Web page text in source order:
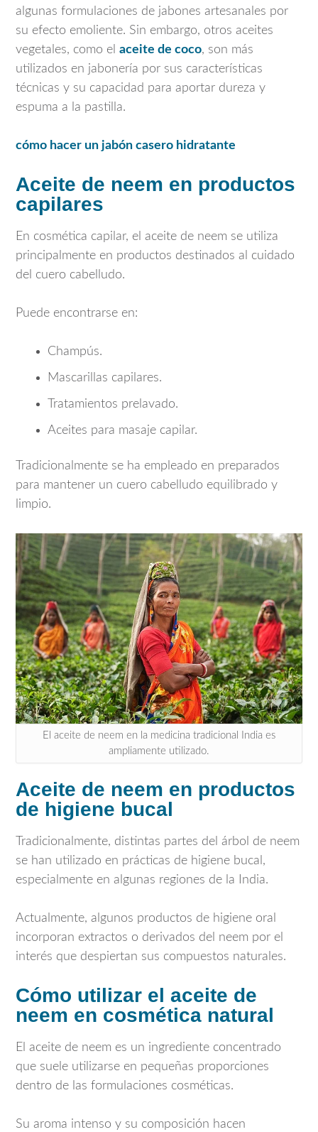
algunas formulaciones de jabones artesanales por
su efecto emoliente. Sin embargo, otros aceites
vegetales, como el aceite de coco, son más
utilizados en jabonería por sus características
técnicas y su capacidad para aportar dureza y
espuma a la pastilla.
cómo hacer un jabón casero hidratante
Aceite de neem en productos
capilares
En cosmética capilar, el aceite de neem se utiliza
principalmente en productos destinados al cuidado
del cuero cabelludo.
Puede encontrarse en:
Champús.
Mascarillas capilares.
Tratamientos prelavado.
Aceites para masaje capilar.
Tradicionalmente se ha empleado en preparados
para mantener un cuero cabelludo equilibrado y
limpio.
El aceite de neem en la medicina tradicional India es
ampliamente utilizado.
Aceite de neem en productos
de higiene bucal
Tradicionalmente, distintas partes del árbol de neem
se han utilizado en prácticas de higiene bucal,
especialmente en algunas regiones de la India.
Actualmente, algunos productos de higiene oral
incorporan extractos o derivados del neem por el
interés que despiertan sus compuestos naturales.
Cómo utilizar el aceite de
neem en cosmética natural
El aceite de neem es un ingrediente concentrado
que suele utilizarse en pequeñas proporciones
dentro de las formulaciones cosméticas.
Su aroma intenso y su composición hacen